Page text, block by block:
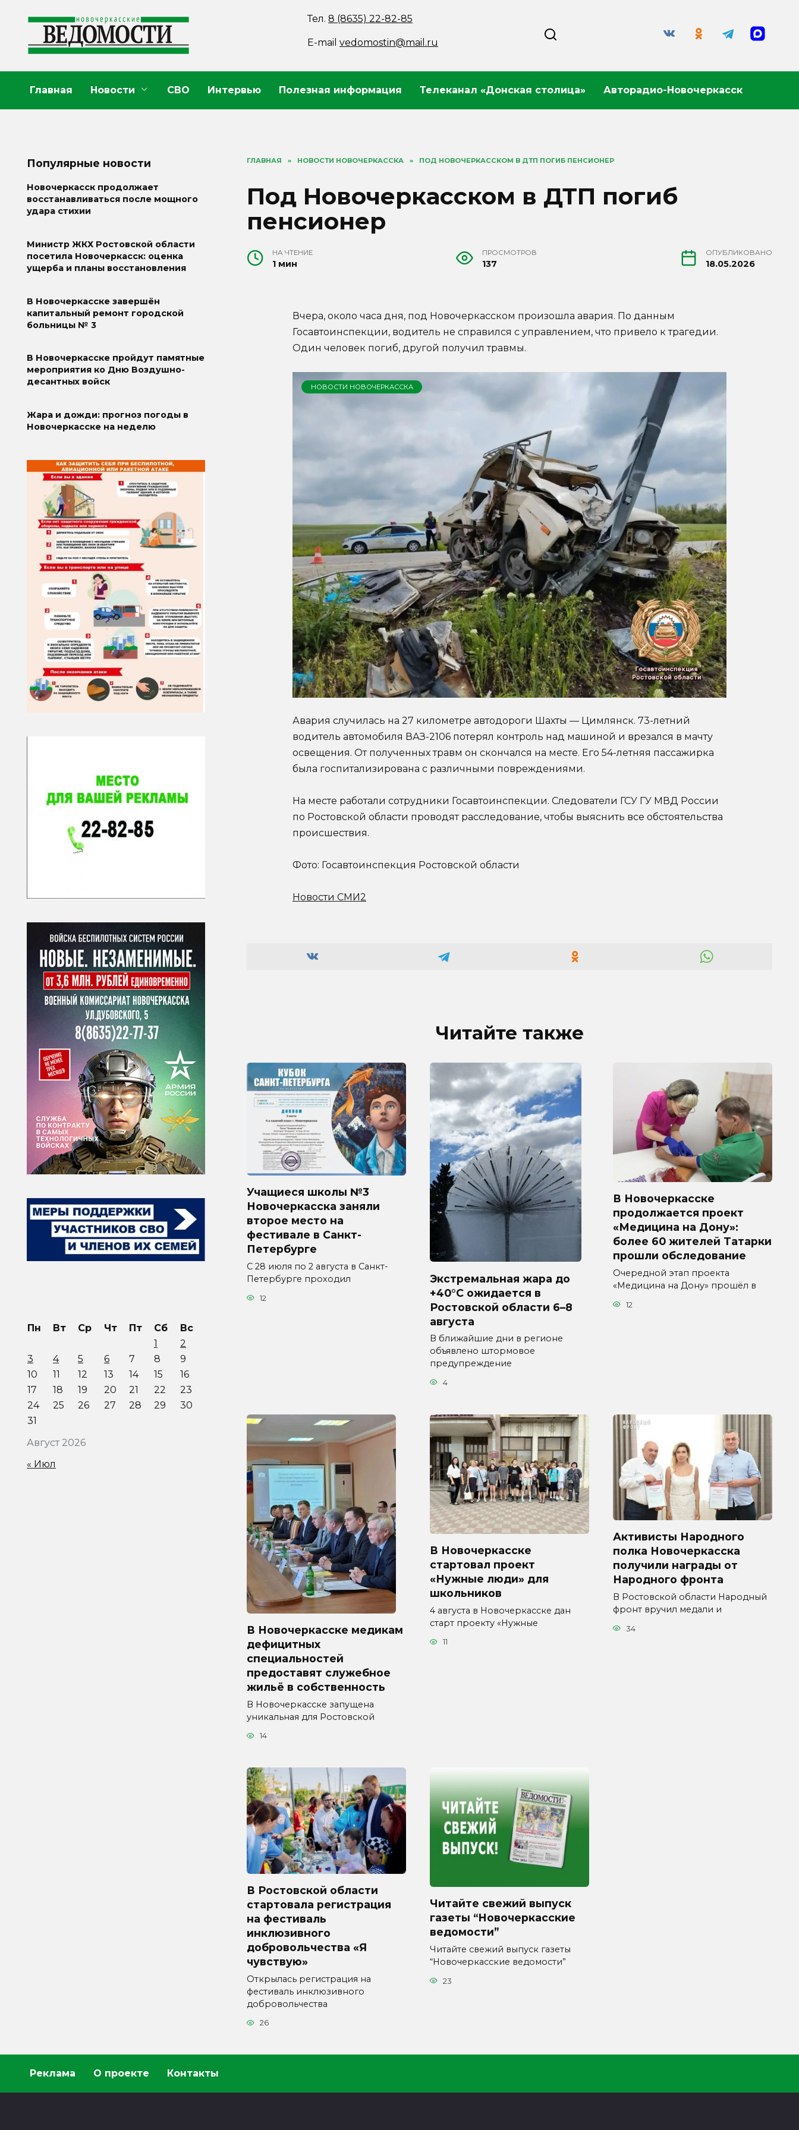
содержанию
Тел.8 (8635) 22-82-85
E-mailvedomostin@mail.ru
Главная Новости СВО Интервью Полезная информация Телеканал «Донская столица» Авторадио-Новочеркасск
ГЛАВНАЯ » НОВОСТИ НОВОЧЕРКАССКА » ПОД НОВОЧЕРКАССКОМ В ДТП ПОГИБ ПЕНСИОНЕР
Под Новочеркасском в ДТП погиб
пенсионер
НА ЧТЕНИЕ
1 мин
ПРОСМОТРОВ
137
ОПУБЛИКОВАНО
18.05.2026
Вчера, около часа дня, под Новочеркасском произошла авария. По данным
Госавтоинспекции, водитель не справился с управлением, что привело к трагедии.
Один человек погиб, другой получил травмы.
НОВОСТИ НОВОЧЕРКАССКА
Авария случилась на 27 километре автодороги Шахты — Цимлянск. 73-летний
водитель автомобиля ВАЗ-2106 потерял контроль над машиной и врезался в мачту
освещения. От полученных травм он скончался на месте. Его 54-летняя пассажирка
была госпитализирована с различными повреждениями.
На месте работали сотрудники Госавтоинспекции. Следователи ГСУ ГУ МВД России
по Ростовской области проводят расследование, чтобы выяснить все обстоятельства
происшествия.
Фото: Госавтоинспекция Ростовской области
Новости СМИ2
Читайте также
Учащиеся школы №3
Новочеркасска заняли
второе место на
фестивале в Санкт-
Петербурге
С 28 июля по 2 августа в Санкт-
Петербурге проходил
12
Экстремальная жара до
+40°C ожидается в
Ростовской области 6–8
августа
В ближайшие дни в регионе
объявлено штормовое
предупреждение
4
В Новочеркасске
продолжается проект
«Медицина на Дону»:
более 60 жителей Татарки
прошли обследование
Очередной этап проекта
«Медицина на Дону» прошёл в
12
В Новочеркасске медикам
дефицитных
специальностей
предоставят служебное
жильё в собственность
В Новочеркасске запущена
уникальная для Ростовской
14
В Новочеркасске
стартовал проект
«Нужные люди» для
школьников
4 августа в Новочеркасске дан
старт проекту «Нужные
11
Активисты Народного
полка Новочеркасска
получили награды от
Народного фронта
В Ростовской области Народный
фронт вручил медали и
34
В Ростовской области
стартовала регистрация
на фестиваль
инклюзивного
добровольчества «Я
чувствую»
Открылась регистрация на
фестиваль инклюзивного
добровольчества
26
Читайте свежий выпуск
газеты “Новочеркасские
ведомости”
Читайте свежий выпуск газеты
“Новочеркасские ведомости”
23
Популярные новости
Новочеркасск продолжает
восстанавливаться после мощного
удара стихии
Министр ЖКХ Ростовской области
посетила Новочеркасск: оценка
ущерба и планы восстановления
В Новочеркасске завершён
капитальный ремонт городской
больницы № 3
В Новочеркасске пройдут памятные
мероприятия ко Дню Воздушно-
десантных войск
Жара и дожди: прогноз погоды в
Новочеркасске на неделю
Август 2026
Пн Вт Ср Чт Пт Сб
Вс
1
2
3
4 5 6 7 8
9
10
11 12 13 14 15
16
17
18 19 20 21 22
23
24
25 26 27 28 29
30
31
« Июл
Реклама О проекте Контакты